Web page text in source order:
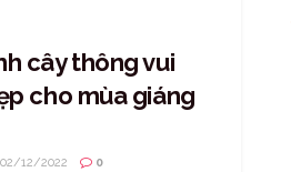
cây thông vui
cho mùa giáng
12/2022 0